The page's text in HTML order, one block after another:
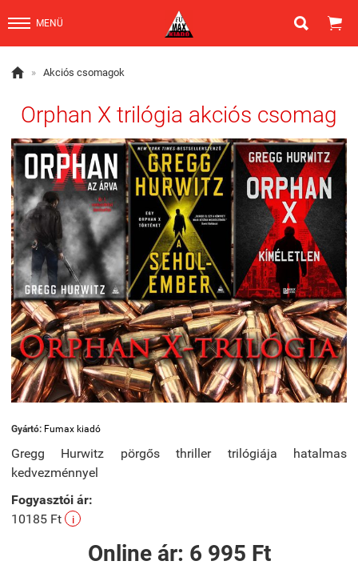
MENÜ  
 » Akciós csomagok
Orphan X trilógia akciós csomag
Gyártó: Fumax kiadó
Gregg Hurwitz pörgős thriller trilógiája hatalmas
kedvezménnyel
Fogyasztói ár:
10185 Ft
i
Online ár: 6 995 Ft